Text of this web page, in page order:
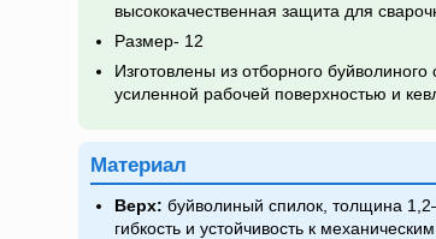
высококачественная защита для
Размер- 12
Изготовлены из отборного
усиленной рабочей поверхностью и
Материал
Верх: буйволиный спилок, толщина
гибкость и устойчивость к